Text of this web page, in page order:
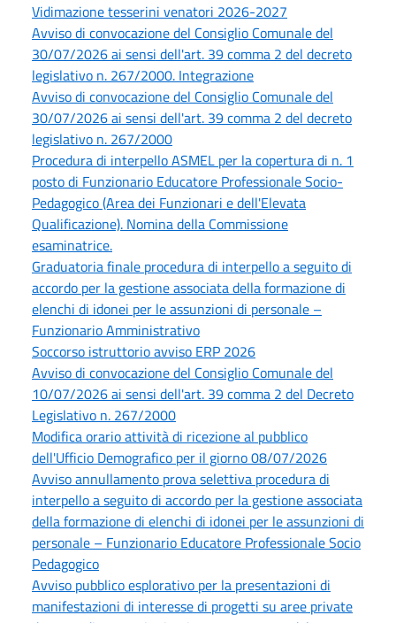
Vidimazione tesserini venatori 2026-2027
Avviso di convocazione del Consiglio Comunale del
30/07/2026 ai sensi dell'art. 39 comma 2 del decreto
legislativo n. 267/2000. Integrazione
Avviso di convocazione del Consiglio Comunale del
30/07/2026 ai sensi dell'art. 39 comma 2 del decreto
legislativo n. 267/2000
Procedura di interpello ASMEL per la copertura di n. 1
posto di Funzionario Educatore Professionale Socio-
Pedagogico (Area dei Funzionari e dell'Elevata
Qualificazione). Nomina della Commissione
esaminatrice.
Graduatoria finale procedura di interpello a seguito di
accordo per la gestione associata della formazione di
elenchi di idonei per le assunzioni di personale –
Funzionario Amministrativo
Soccorso istruttorio avviso ERP 2026
Avviso di convocazione del Consiglio Comunale del
10/07/2026 ai sensi dell'art. 39 comma 2 del Decreto
Legislativo n. 267/2000
Modifica orario attività di ricezione al pubblico
dell'Ufficio Demografico per il giorno 08/07/2026
Avviso annullamento prova selettiva procedura di
interpello a seguito di accordo per la gestione associata
della formazione di elenchi di idonei per le assunzioni di
personale – Funzionario Educatore Professionale Socio
Pedagogico
Avviso pubblico esplorativo per la presentazioni di
manifestazioni di interesse di progetti su aree private